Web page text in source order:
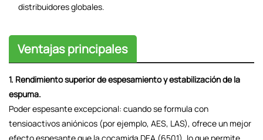
distribuidores globales.
Ventajas principales
1. Rendimiento superior de espesamiento y estabilización de la
espuma.
Poder espesante excepcional: cuando se formula con
tensioactivos aniónicos (por ejemplo, AES, LAS), ofrece un mejor